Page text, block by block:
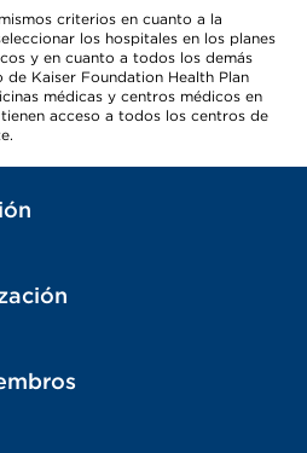
criterios en cuanto a la
los hospitales en los planes
y en cuanto a todos los demás
Kaiser Foundation Health Plan
médicas y centros médicos en
acceso a todos los centros de